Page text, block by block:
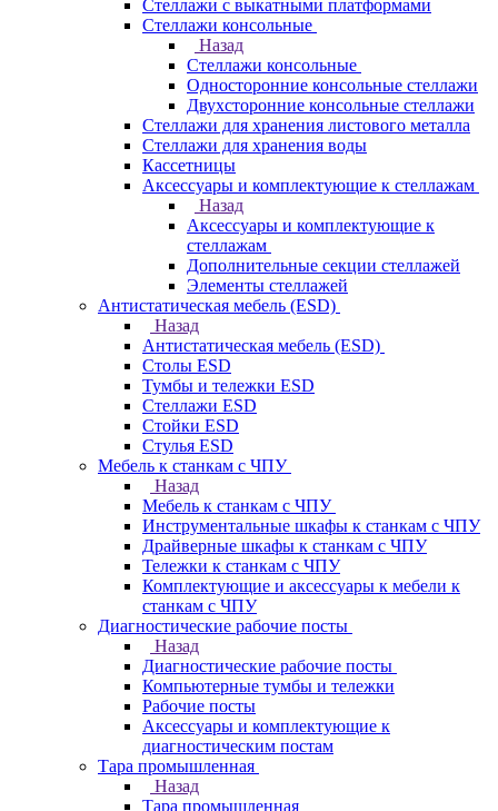
Стеллажи с выкатными платформами
Стеллажи консольные
Назад
Стеллажи консольные
Односторонние консольные стеллажи
Двухсторонние консольные стеллажи
Стеллажи для хранения листового металла
Стеллажи для хранения воды
Кассетницы
Аксесcуары и комплектующие к стеллажам
Назад
Аксесcуары и комплектующие к
стеллажам
Дополнительные секции стеллажей
Элементы стеллажей
Антистатическая мебель (ESD)
Назад
Антистатическая мебель (ESD)
Столы ESD
Тумбы и тележки ESD
Стеллажи ESD
Стойки ESD
Стулья ESD
Мебель к станкам с ЧПУ
Назад
Мебель к станкам с ЧПУ
Инструментальные шкафы к станкам с ЧПУ
Драйверные шкафы к станкам с ЧПУ
Тележки к станкам с ЧПУ
Комплектующие и аксессуары к мебели к
станкам с ЧПУ
Диагностические рабочие посты
Назад
Диагностические рабочие посты
Компьютерные тумбы и тележки
Рабочие посты
Аксессуары и комплектующие к
диагностическим постам
Тара промышленная
Назад
Тара промышленная